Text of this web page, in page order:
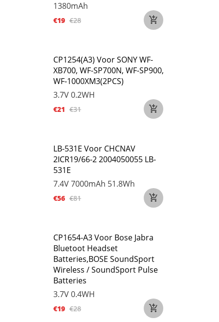
1380mAh
€19 €28
CP1254(A3) Voor SONY WF-
XB700, WF-SP700N, WF-SP900,
WF-1000XM3(2PCS)
3.7V0.2WH
€21 €31
LB-531E Voor CHCNAV
2ICR19/66-2 2004050055 LB-
531E
7.4V7000mAh 51.8Wh
€56 €81
CP1654-A3 Voor Bose Jabra
Bluetoot Headset
Batteries,BOSE SoundSport
Wireless / SoundSport Pulse
Batteries
3.7V0.4WH
€19 €28